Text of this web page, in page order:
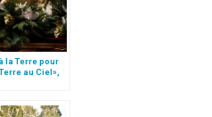
la Terre pour
au Ciel»,